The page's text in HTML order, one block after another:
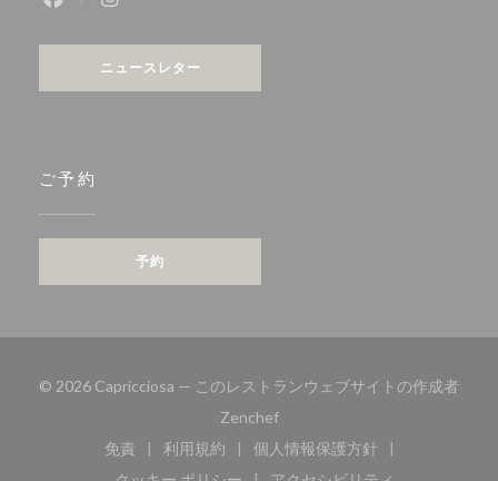
ニュースレター
ご予約
予約
© 2026 Capricciosa — このレストランウェブサイトの作成者
Zenchef((新しいウィンドウで開きます))
免責
((新しいウィンドウで開きます))
利用規約
((新しいウィンドウで開きます))
個人情報保護方針
((新しいウィンドウで開